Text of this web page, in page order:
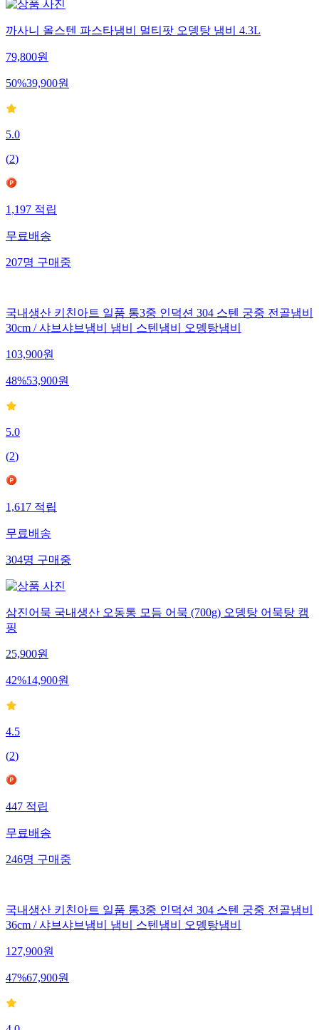
까사니 올스텐 파스타냄비 멀티팟 오뎅탕 냄비 4.3L
79,800원
50%39,900원
5.0
(2)
1,197적립
무료배송
207명구매중
국내생산 키친아트 일품 통3중 인덕션 304 스텐 궁중 전골냄비
30cm / 샤브샤브냄비 냄비 스텐냄비 오뎅탕냄비
103,900원
48%53,900원
5.0
(2)
1,617적립
무료배송
304명구매중
삼진어묵 국내생산 오동통 모듬 어묵 (700g) 오뎅탕 어묵탕 캠
핑
25,900원
42%14,900원
4.5
(2)
447적립
무료배송
246명구매중
국내생산 키친아트 일품 통3중 인덕션 304 스텐 궁중 전골냄비